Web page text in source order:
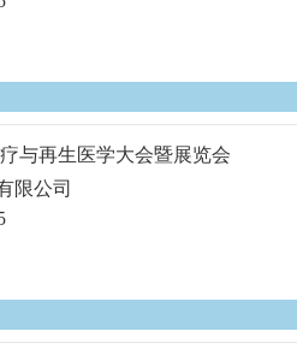
与再生医学大会暨展览会
限公司